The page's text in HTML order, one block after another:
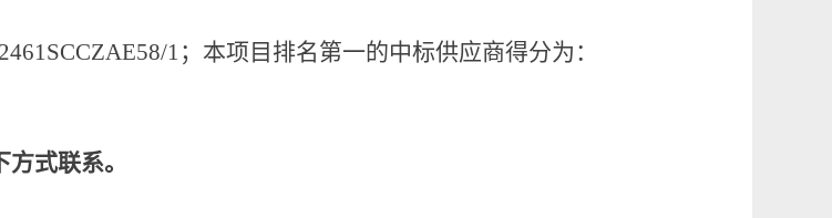
1；本项目排名第一的中标供应商得分为：
式联系。